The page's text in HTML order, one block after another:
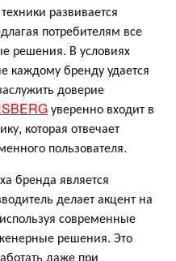
развивается
потребителям все
решения. В условиях
каждому бренду удается
доверие
уверенно входит в
которая отвечает
пользователя.
бренда является
делает акцент на
современные
решения. Это
даже при